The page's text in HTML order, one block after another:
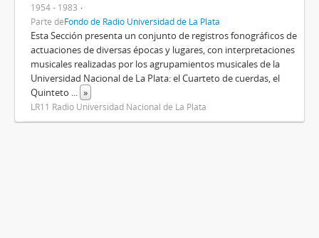
1954 - 1983
Parte deFondo de Radio Universidad de La Plata
Esta Sección presenta un conjunto de registros fonográficos de
actuaciones de diversas épocas y lugares, con interpretaciones
musicales realizadas por los agrupamientos musicales de la
Universidad Nacional de La Plata: el Cuarteto de cuerdas, el
Quinteto ... »
LR11 Radio Universidad Nacional de La Plata